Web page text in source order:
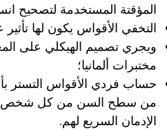
المؤقتة المستخدمة لتصحيح
التخفي الأقواس يكون لها
ويجري تصميم الهيكلي على
مختبرات ألمانيا؛
حساب فردي الأقواس التستر
من سطح السن من كل شخص،
الإدمان السريع لهم.